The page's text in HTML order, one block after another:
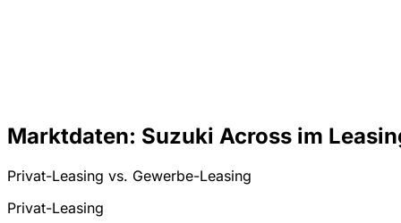
Marktdaten: Suzuki Across im
Privat-Leasing vs. Gewerbe-Leasing
Privat-Leasing